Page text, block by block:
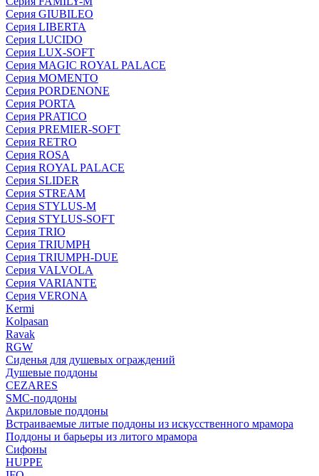
Серия GIUBILEO
Серия LIBERTA
Серия LUCIDO
Серия LUX-SOFT
Серия MAGIC ROYAL PALACE
Серия MOMENTO
Серия PORDENONE
Серия PORTA
Серия PRATICO
Серия PREMIER-SOFT
Серия RETRO
Серия ROSA
Серия ROYAL PALACE
Серия SLIDER
Серия STREAM
Серия STYLUS-M
Серия STYLUS-SOFT
Серия TRIO
Серия TRIUMPH
Серия TRIUMPH-DUE
Серия VALVOLA
Серия VARIANTE
Серия VERONA
Kermi
Kolpasan
Ravak
RGW
Сиденья для душевых ограждений
Душевые поддоны
CEZARES
SMC-поддоны
Акриловые поддоны
Встраиваемые литые поддоны из искусственного мрамора
Поддоны и барьеры из литого мрамора
Сифоны
HUPPE